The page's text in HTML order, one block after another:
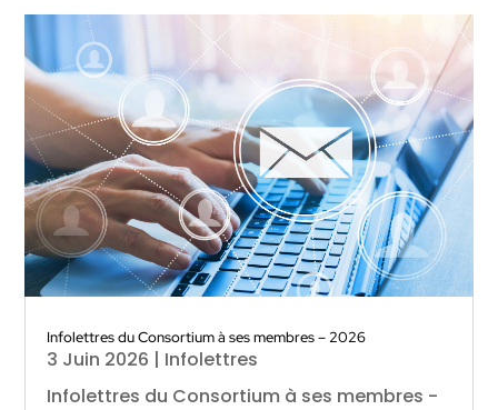
Infolettres du Consortium à ses membres – 2026
3 Juin 2026 | Infolettres
Infolettres du Consortium à ses membres -